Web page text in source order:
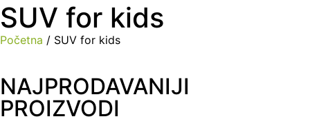
SUV for kids
Početna / SUV for kids
NAJPRODAVANIJI
PROIZVODI